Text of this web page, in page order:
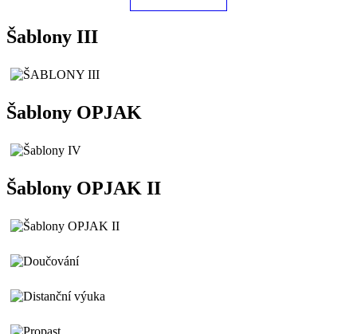
Šablony III
Šablony OPJAK
Šablony OPJAK II